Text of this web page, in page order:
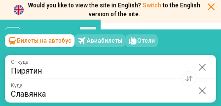
Would you like to view the site in English? Switch to the English
version of the site.
Пирятин→Славянка
вт, 11 августа/1 пассажир
Билеты на автобус Авиабилеты Отели
Откуда
Куда